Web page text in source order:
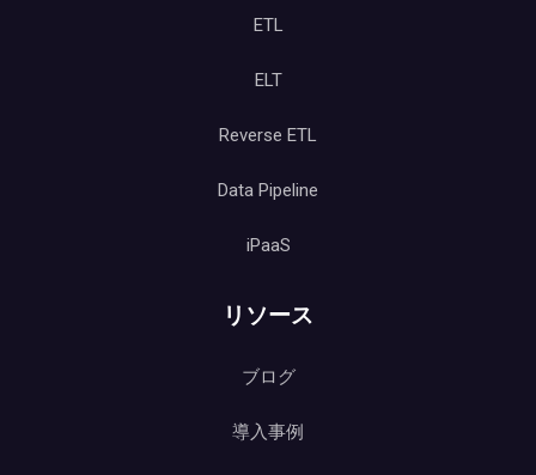
ETL
ELT
Reverse ETL
Data Pipeline
iPaaS
リソース
ブログ
導入事例